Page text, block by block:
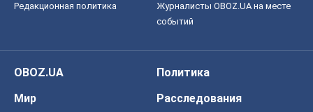
Редакционная политика
Журналисты OBOZ.UA на месте
событий
OBOZ.UA
Политика
Мир
Расследования